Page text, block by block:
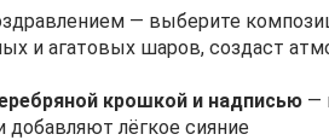
— выберите
и агатовых шаров, создаст
крошкой и надписью —
добавляют лёгкое сияние